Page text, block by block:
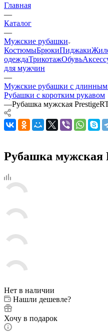
Главная
—
Каталог
—
Мужские рубашки
КостюмыБрюкиПиджаки
одеждаТрикотажОбувь
для мужчин
—
Мужские рубашки с длинным
Рубашки с коротким рукавом
—Рубашка мужская
Рубашка мужская
Нет в наличии
Нашли дешевле?
Хочу в подарок